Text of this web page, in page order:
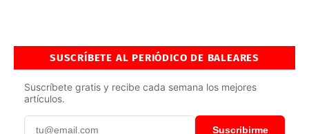
SUSCRÍBETE AL PERIÓDICO DE BALEARES
Suscríbete gratis y recibe cada semana los mejores
artículos.
Suscribirme